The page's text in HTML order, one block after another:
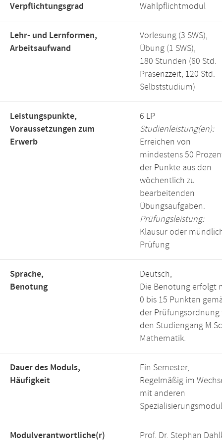
Verpflichtungsgrad
Wahlpflichtmodul
Lehr- und Lernformen,
Arbeitsaufwand
Vorlesung (3 SWS),
Übung (1 SWS),
180 Stunden (60 Std.
Präsenzzeit, 120 Std.
Selbststudium)
Leistungspunkte,
Voraussetzungen zum
Erwerb
6 LP
Studienleistung(en):
Erreichen von
mindestens 50
der Punkte aus den
wöchentlich zu
bearbeitenden
Übungsaufgaben.
Prüfungsleistung:
Klausur oder
Prüfung
Sprache,
Benotung
Deutsch,
Die Benotung erfolgt
0 bis 15 Punkten
der Prüfungsordnung
den Studiengang
Mathematik.
Dauer des Moduls,
Häufigkeit
Ein Semester,
Regelmäßig im
mit anderen
Modulverantwortliche(r) Prof. Dr. Stephan